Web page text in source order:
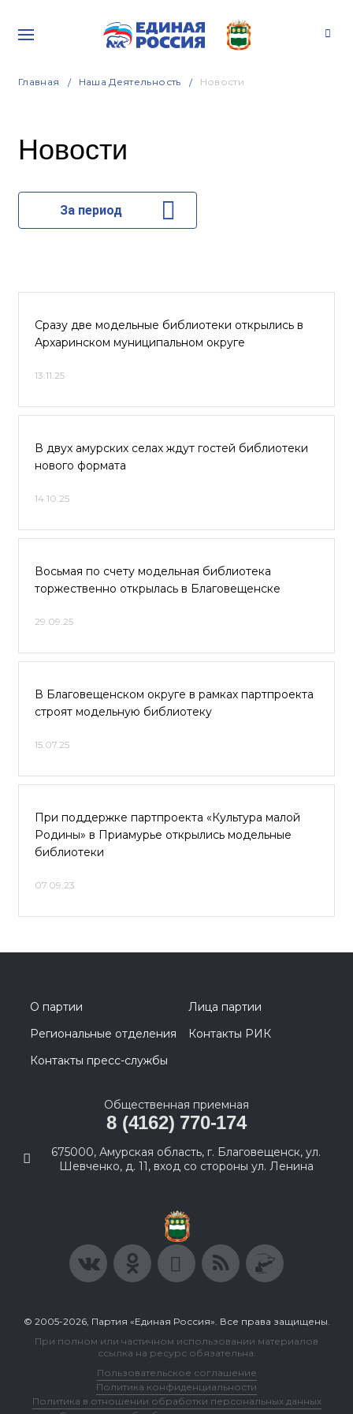
Главная Наша Деятельность Новости
Новости
За период
Сразу две модельные библиотеки открылись в
Архаринском муниципальном округе
13.11.25
В двух амурских селах ждут гостей библиотеки
нового формата
14.10.25
Восьмая по счету модельная библиотека
торжественно открылась в Благовещенске
29.09.25
В Благовещенском округе в рамках партпроекта
строят модельную библиотеку
15.07.25
При поддержке партпроекта «Культура малой
Родины» в Приамурье открылись модельные
библиотеки
07.09.23
О партии
Лица партии
Региональные отделения
Контакты РИК
Контакты пресс-службы
Общественная приемная
8 (4162) 770-174
675000, Амурская область, г. Благовещенск, ул.
Шевченко, д. 11, вход со стороны ул. Ленина
© 2005-2026, Партия «Единая Россия». Все права защищены.
При полном или частичном использовании материалов
ссылка на ресурс обязательна.
Пользовательское соглашение
Политика конфиденциальности
Политика в отношении обработки персональных данных